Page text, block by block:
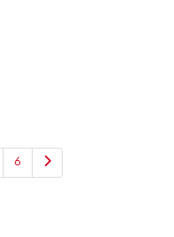
6